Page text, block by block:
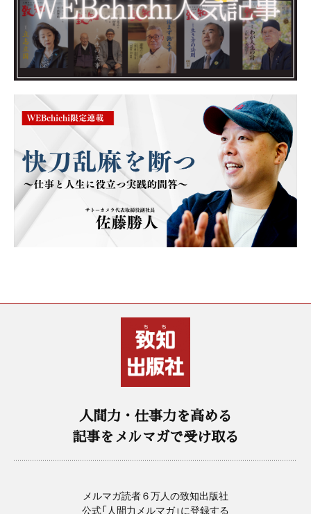
人間力・仕事力を高める
記事をメルマガで受け取る
メルマガ読者６万人の致知出版社
公式「人間力メルマガ」に登録する